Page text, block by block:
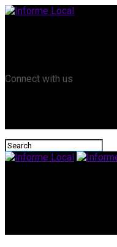
Connect with us